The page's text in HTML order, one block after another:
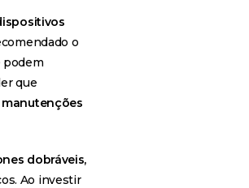
o
podem
que
dobráveis,
Ao investir